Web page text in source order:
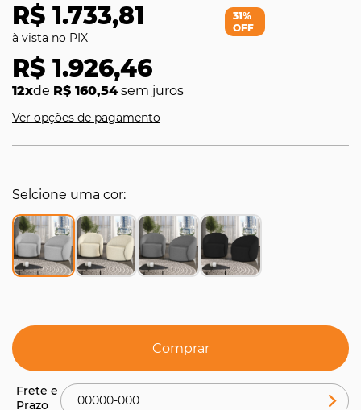
R$ 1.733,81
R$ 1.926,46
12xde R$ 160,54sem juros
31%
OFF
Ver opções de pagamento
Selcione uma cor
Comprar